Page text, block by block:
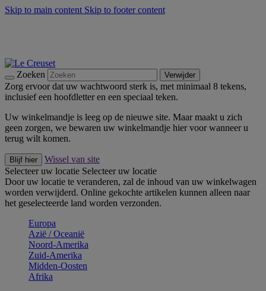
Skip to main content Skip to footer content
Zoeken Verwijder
Zorg ervoor dat uw wachtwoord sterk is, met minimaal 8 tekens,
inclusief een hoofdletter en een speciaal teken.
Uw winkelmandje is leeg op de nieuwe site. Maar maakt u zich
geen zorgen, we bewaren uw winkelmandje hier voor wanneer u
terug wilt komen.
Blijf hier
Wissel van site
Selecteer uw locatie Selecteer uw locatie
Door uw locatie te veranderen, zal de inhoud van uw winkelwagen
worden verwijderd. Online gekochte artikelen kunnen alleen naar
het geselecteerde land worden verzonden.
Europa
Aziё / Oceaniё
Noord-Amerika
Zuid-Amerika
Midden-Oosten
Afrika